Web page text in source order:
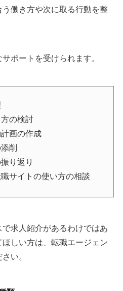
アコーチング
ャリア
い？メリットを解説
アの軸がわかる
できる
談できる
ット
方がいい人の特徴
働き方や次に取る行動を整
ポートを受けられます。
の検討
画の作成
削
り返り
サイトの使い方の相談
求人紹介があるわけではあ
しい方は、転職エージェン
い。